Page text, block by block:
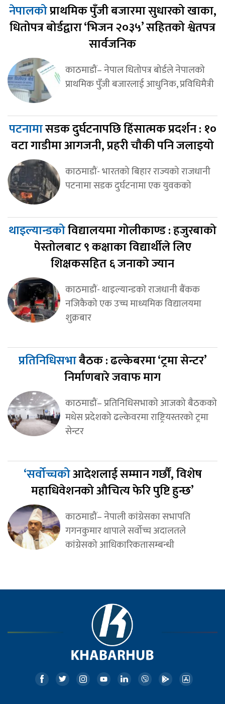
नेपालकोप्राथमिक पुँजी बजारमा सुधारको खाका,
धितोपत्र बोर्डद्वारा ‘भिजन २०३५’ सहितको श्वेतपत्र
सार्वजनिक
काठमाडौं– नेपाल धितोपत्र बोर्डले नेपालको
प्राथमिक पुँजी बजारलाई आधुनिक, प्रविधिमैत्री
पटनामासडक दुर्घटनापछि हिंसात्मक प्रदर्शन : १०
वटा गाडीमा आगजनी, प्रहरी चौकी पनि जलाइयो
काठमाडौं- भारतको बिहार राज्यको राजधानी
पटनामा सडक दुर्घटनामा एक युवकको
थाइल्यान्डकोविद्यालयमा गोलीकाण्ड : हजुरबाको
पेस्तोलबाट ९ कक्षाका विद्यार्थीले लिए
शिक्षकसहित ६ जनाको ज्यान
काठमाडौं- थाइल्यान्डको राजधानी बैंकक
नजिकैको एक उच्च माध्यमिक विद्यालयमा
शुक्रबार
प्रतिनिधिसभाबैठक : ढल्केबरमा ‘ट्रमा सेन्टर’
निर्माणबारे जवाफ माग
काठमाडौं– प्रतिनिधिसभाको आजको बैठकको
मधेस प्रदेशको ढल्केवरमा राष्ट्रियस्तरको ट्रमा
सेन्टर
‘सर्वोच्चकोआदेशलाई सम्मान गर्छौं, विशेष
महाधिवेशनको औचित्य फेरि पुष्टि हुन्छ’
काठमाडौं– नेपाली कांग्रेसका सभापति
गगनकुमार थापाले सर्वोच्च अदालतले
कांग्रेसको आधिकारिकतासम्बन्धी